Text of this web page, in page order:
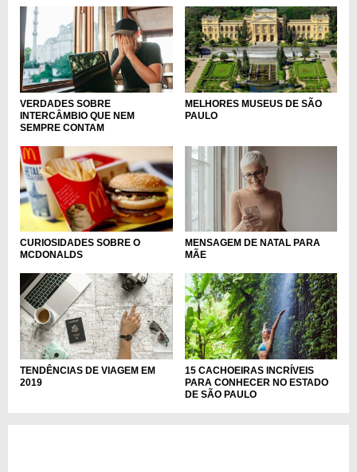
VERDADES SOBRE
INTERCÂMBIO QUE NEM
SEMPRE CONTAM
MELHORES MUSEUS DE SÃO
PAULO
CURIOSIDADES SOBRE O
MCDONALDS
MENSAGEM DE NATAL PARA
MÃE
TENDÊNCIAS DE VIAGEM EM
2019
15 CACHOEIRAS INCRÍVEIS
PARA CONHECER NO ESTADO
DE SÃO PAULO